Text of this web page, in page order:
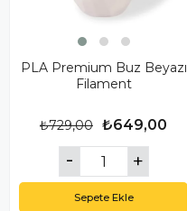
PLA Premium Buz Beyazı
Filament
₺649,00
₺729,00
Sepete Ekle